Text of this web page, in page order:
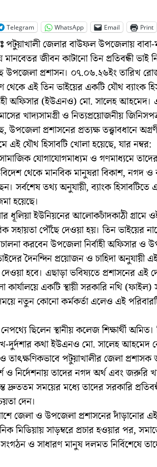
Telegram
WhatsApp Email Print
পটুয়াখালী জেলার বাউফল উপজেলায় বাবা-
জীবন কাটানো তিন প্রতিবন্ধী ভাই
উপজেলা প্রশাসন। ০৭.০৬.২৬ইং তারিখ
থেকে এই তিন ভাইয়ের একটি যৌথ ব্যাংক
অফিসার (ইউএনও) মো. সালেহ আহমেদ।
খাদ্যসামগ্রী ও নিত্যপ্রয়োজনীয়
উপজেলা প্রশাসনের প্রত্যক্ষ তত্ত্বাবধানে
এই যৌথ হিসাবটি খোলা হয়েছে, যার নম্বর:
যোগাযোগমাধ্যম ও গণমাধ্যমে
থেকে মানবিক মানুষরা বিকাশ, নগদ ও
সর্বশেষ তথ্য অনুযায়ী, ব্যাংক হিসাবটিতে
হয়েছে।
ইউনিয়নের আলোকচাঁদকাঠী গ্রামে
সহায়তা পৌঁছে দেওয়া হয়। তিন ভাইয়ের
করবেন উপজেলা নির্বাহী অফিসার ও
দৈনন্দিন প্রয়োজন ও চাহিদা অনুযায়ী
হবে। এছাড়া ভবিষ্যতে প্রশাসনের এই
একটি স্থায়ী সরকারি নথি (ফাইল)
নতুন কোনো কর্মকর্তা এলেও এই
ছিলেন স্থানীয় কলেজ শিক্ষার্থী
দুর্দশার কথা ইউএনও মো. সালেহ আহমেদ
পটুয়াখালীর জেলা প্রশাসক
ও নির্দেশনায় তাদের নগদ অর্থ এবং জরুরি
দ্রুততম সময়ের মধ্যে তাদের সরকারি
দেন।
জেলা ও উপজেলা প্রশাসনের দাঁড়ানোর এই
মিডিয়ায় সাড়ম্বরে প্রচার হওয়ার পর,
ও সাধারণ মানুষ দলমত নির্বিশেষে